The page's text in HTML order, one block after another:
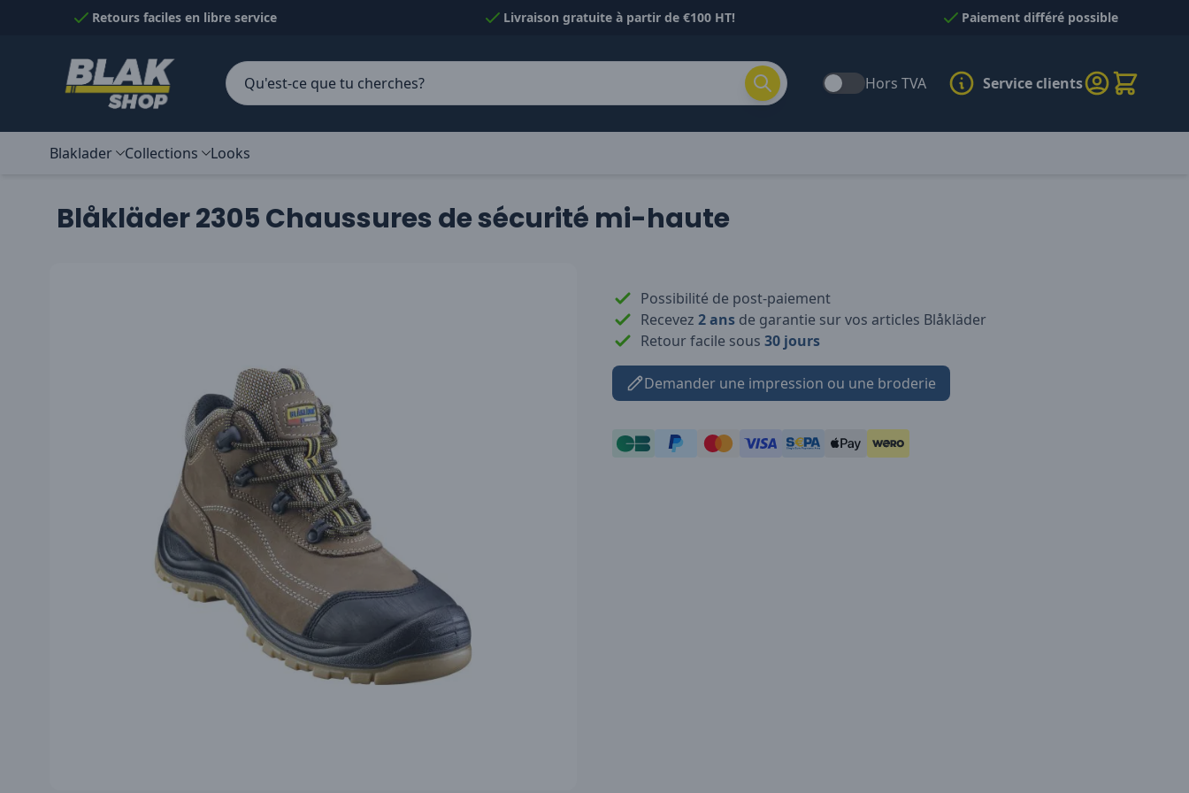
Passer au contenuRetours faciles en libre service Livraison gratuite à partir de €100 HT! Paiement différé possible
Hors TVA Service clients
Blaklader Collections Looks
Blåkläder 2305 Chaussures de sécurité mi-haute
Possibilité de post-paiement
Recevez 2 ans de garantie sur vos articles Blåkläder
Retour facile sous 30 jours
Demander une impression ou une broderie